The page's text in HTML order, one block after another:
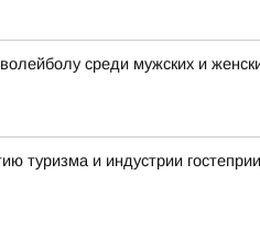
среди мужских и
туризма и индустрии